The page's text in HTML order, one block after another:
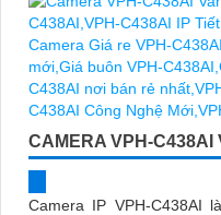
CAMERA VPH-C438AI
Camera IP VPH-C438AI